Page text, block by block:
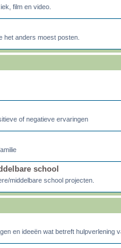
film en video.
het anders moest posten.
of negatieve ervaringen
school
middelbare school projecten.
en ideeën wat betreft hulpverlening